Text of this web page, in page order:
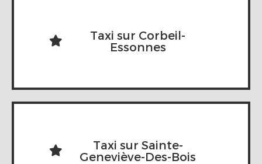
Taxi sur Corbeil-
Essonnes
Taxi sur Sainte-
Geneviève-Des-Bois